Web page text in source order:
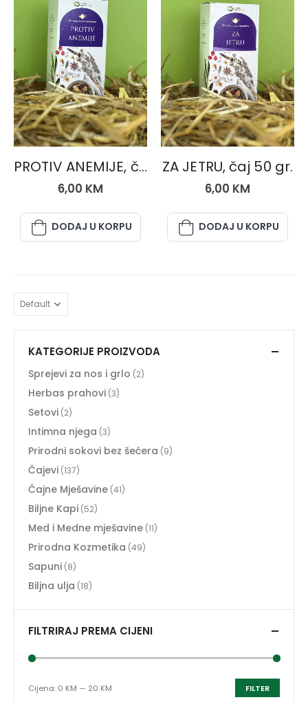
ČAJNE MJEŠAVINE
PROTIV ANEMIJE, čaj od 50 gr.
6,00 KM
DODAJ U KORPU
ČAJNE MJEŠAVINE
ZA JETRU, čaj 50 gr.
6,00 KM
DODAJ U KORPU
KATEGORIJE PROIZVODA
Sprejevi za nos i grlo (2)
Herbas prahovi (3)
Setovi (2)
Intimna njega (3)
Prirodni sokovi bez šećera (9)
Čajevi (137)
Čajne Mješavine (41)
Biljne Kapi (52)
Med i Medne mješavine (11)
Prirodna Kozmetika (49)
Sapuni (8)
Biljna ulja (18)
FILTRIRAJ PREMA CIJENI
FILTER
Cijena: 0 KM — 20 KM